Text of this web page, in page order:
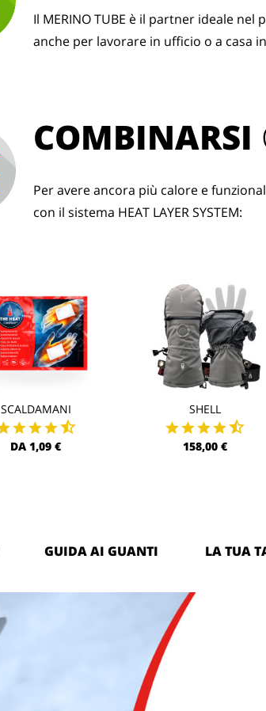
Il MERINO TUBE è il partner ideale
anche per lavorare in ufficio o a casa
SCALDAMANI
DA 1,09 €
SHELL
158,00 €
COMBINARSI
Per avere ancora più calore e
con il sistema HEAT LAYER SYSTEM:
GUIDA AI GUANTI LA TUA